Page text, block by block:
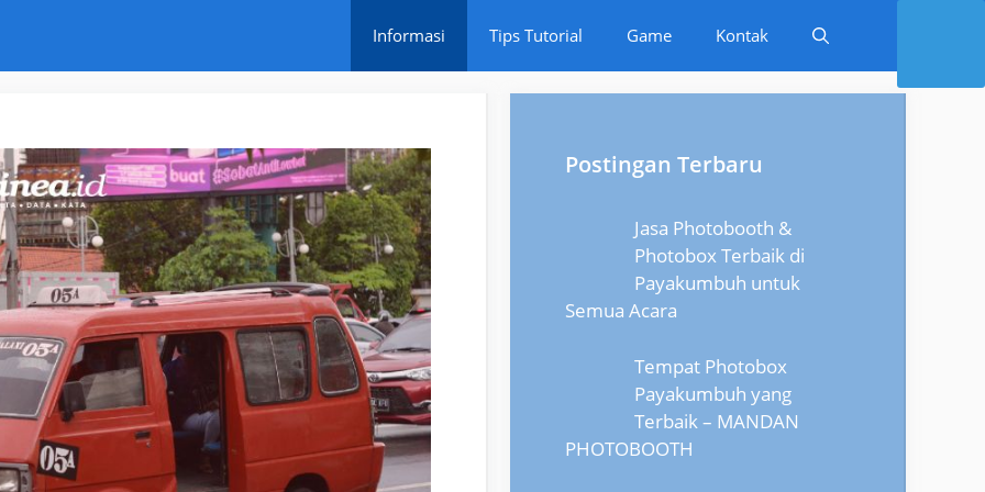
Informasi Tips Tutorial Game Kontak
Postingan Terbaru
Jasa Photobooth &
Photobox Terbaik di
Payakumbuh untuk
Semua Acara
Tempat Photobox
Payakumbuh yang
Terbaik – MANDAN
PHOTOBOOTH